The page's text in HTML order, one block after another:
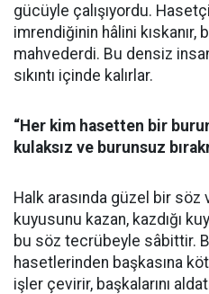
gücüyle çalışıyordu.
imrendiğinin hâlini kıskanır,
mahvederdi. Bu densiz
sıkıntı içinde kalırlar.
“Her kim hasetten bir
kulaksız ve burunsuz
Halk arasında güzel bir söz
kuyusunu kazan, kazdığı
bu söz tecrübeyle sâbittir.
hasetlerinden başkasına
işler çevirir, başkalarını